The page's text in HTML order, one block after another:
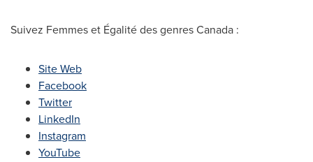
Suivez Femmes et Égalité des genres Canada :
Site Web
Facebook
Twitter
LinkedIn
Instagram
YouTube